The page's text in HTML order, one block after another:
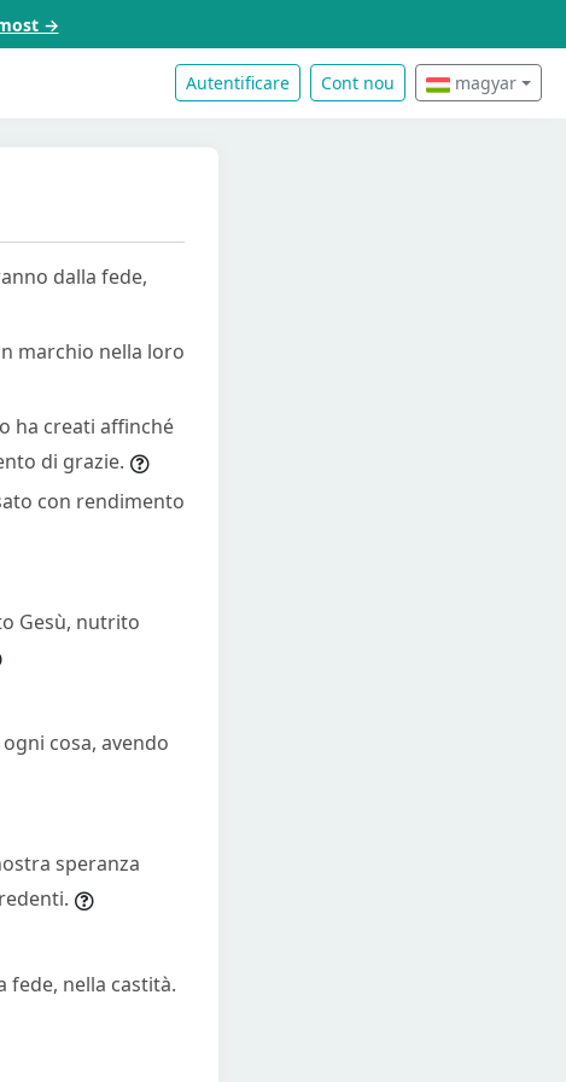
→
Autentificare Cont nou magyar
dalla fede,
marchio nella loro
ha creati affinché
di grazie.
con rendimento
Gesù, nutrito
cosa, avendo
speranza
fede, nella castità.